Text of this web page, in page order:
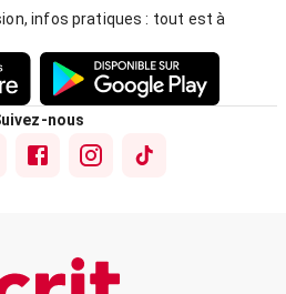
infos pratiques : tout est à
nous